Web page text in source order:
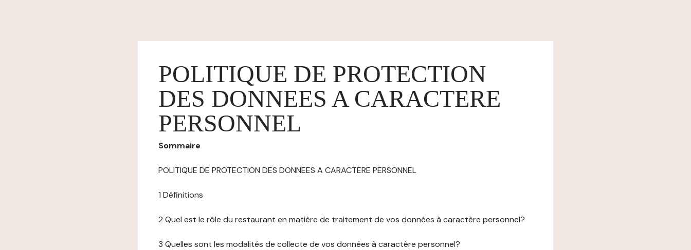
POLITIQUE DE PROTECTION
DES DONNEES A CARACTERE
PERSONNEL
Sommaire
POLITIQUE DE PROTECTION DES DONNEES A CARACTERE PERSONNEL
1 Définitions
2 Quel est le rôle du restaurant en matière de traitement de vos données à caractère personnel?
3 Quelles sont les modalités de collecte de vos données à caractère personnel?